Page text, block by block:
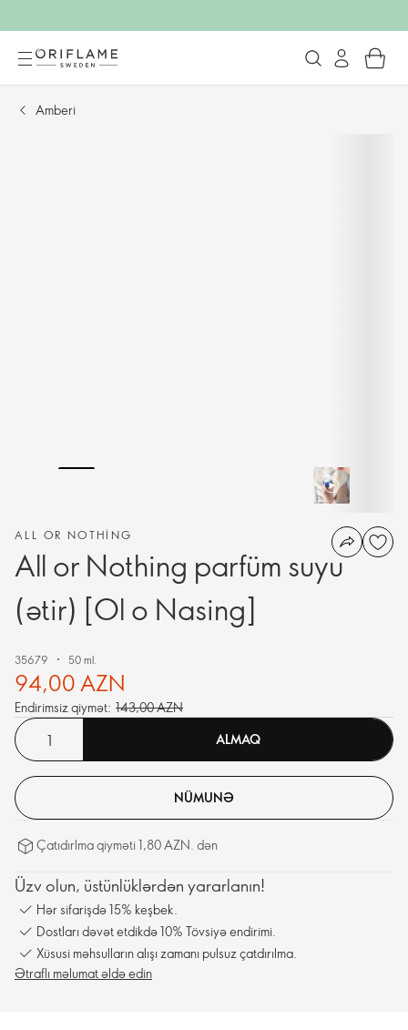
Amberi
ALL OR NOTHING
All or Nothing parfüm suyu
(ətir) [Ol o Nasing]
35679 50 ml.
94,00 AZN
Endirimsiz qiymət: 143,00 AZN
ALMAQ
NÜMUNƏ
Çatıdırlma qiyməti 1,80 AZN. dən
Üzv olun, üstünlüklərdən yararlanın!
Hər sifarişdə 15% keşbek.
Dostları dəvət etdikdə 10% Tövsiyə endirimi.
Xüsusi məhsulların alışı zamanı pulsuz çatdırılma.
Ətraflı məlumat əldə edin